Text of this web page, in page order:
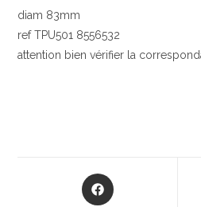
diam 83mm
ref TPU501 8556532
attention bien vérifier la
Opens
in